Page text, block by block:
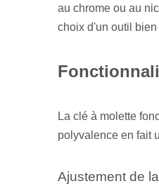
au chrome ou au
choix d'un outil bien
La clé à molette
polyvalence en fait
Ajustement de